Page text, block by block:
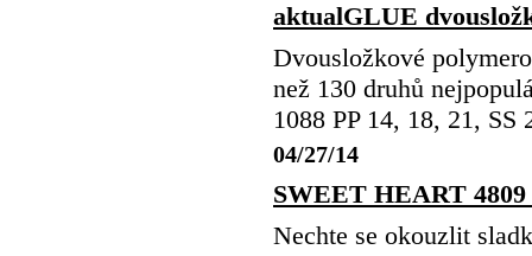
aktualGLUE
Dvousložkové
než 130 druhů
1088 PP 14, 18, 21, SS
04/27/14
SWEET HEART 4809
Nechte se okouzlit